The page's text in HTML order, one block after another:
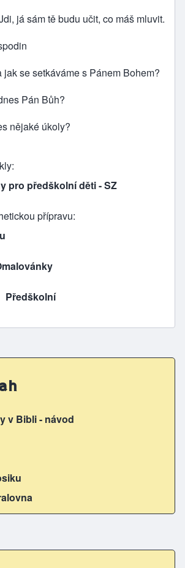
já sám tě budu učit, co máš mluvit.
jak se setkáváme s Pánem Bohem?
Pán Bůh?
nějaké úkoly?
pro předškolní děti - SZ
přípravu
Předškolní
v Bibli - návod